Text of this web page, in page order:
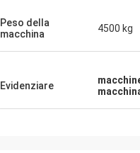
Peso della
macchina
4500 kg
Evidenziare